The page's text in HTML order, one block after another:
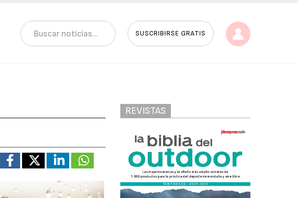
SUSCRIBIRSE GRATIS
REVISTAS